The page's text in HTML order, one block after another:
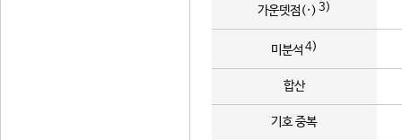
가운뎃점(·) 3)
미분석 4)
합산
기호 중복